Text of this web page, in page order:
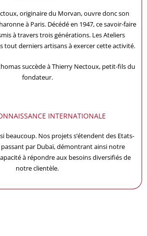
originaire du Morvan, ouvre donc son
à Paris. Décédé en 1947, ce savoir-faire
à travers trois générations. Les Ateliers
tout derniers artisans à exercer cette activité.
succède à Thierry Nectoux, petit-fils du
fondateur.
INTERNATIONALE
beaucoup. Nos projets s’étendent des Etats-
passant par Dubaï, démontrant ainsi notre
à répondre aux besoins diversifiés de
notre clientèle.